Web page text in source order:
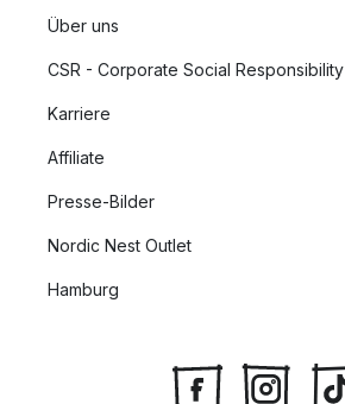
Über uns
CSR - Corporate Social Responsibility
Karriere
Affiliate
Presse-Bilder
Nordic Nest Outlet
Hamburg